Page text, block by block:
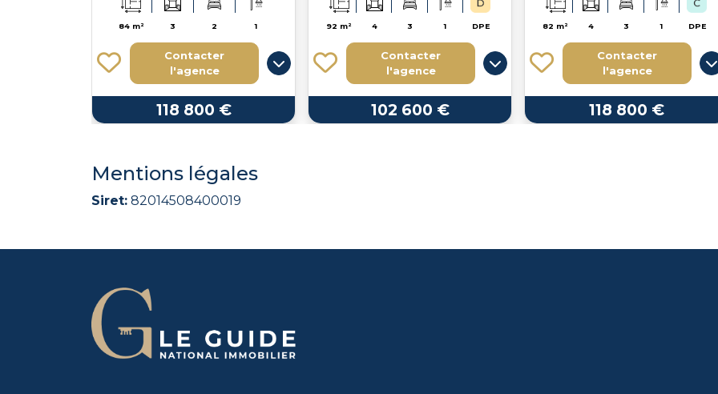
84 m² 3 2 1
Contacter
l'agence
118 800 €
92 m² 4 3 1 DPE
Contacter
l'agence
102 600 €
82 m² 4 3 1 DPE
Contacter
l'agence
118 800 €
Mentions légales
Siret: 82014508400019